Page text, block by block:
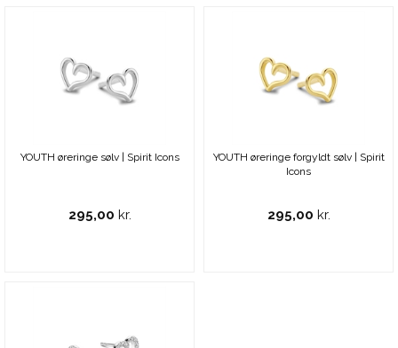
YOUTH øreringe sølv | Spirit Icons
295,00 kr.
YOUTH øreringe forgyldt sølv | Spirit
Icons
295,00 kr.